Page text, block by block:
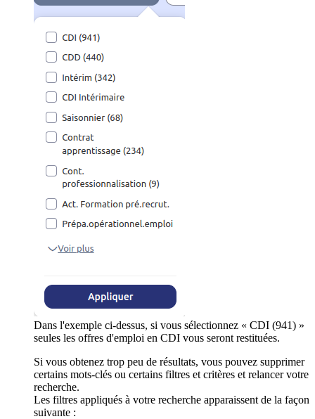
Dans l'exemple ci-dessus, si vous sélectionnez « CDI (941) »
seules les offres d'emploi en CDI vous seront restituées.
Si vous obtenez trop peu de résultats, vous pouvez supprimer
certains mots-clés ou certains filtres et critères et relancer votre
recherche.
Les filtres appliqués à votre recherche apparaissent de la façon
suivante :